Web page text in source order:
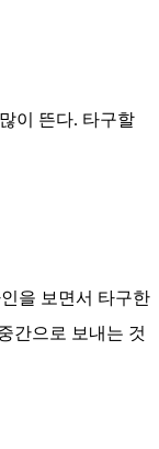
이 뜬다. 타구할
을 보면서 타구한
간으로 보내는 것